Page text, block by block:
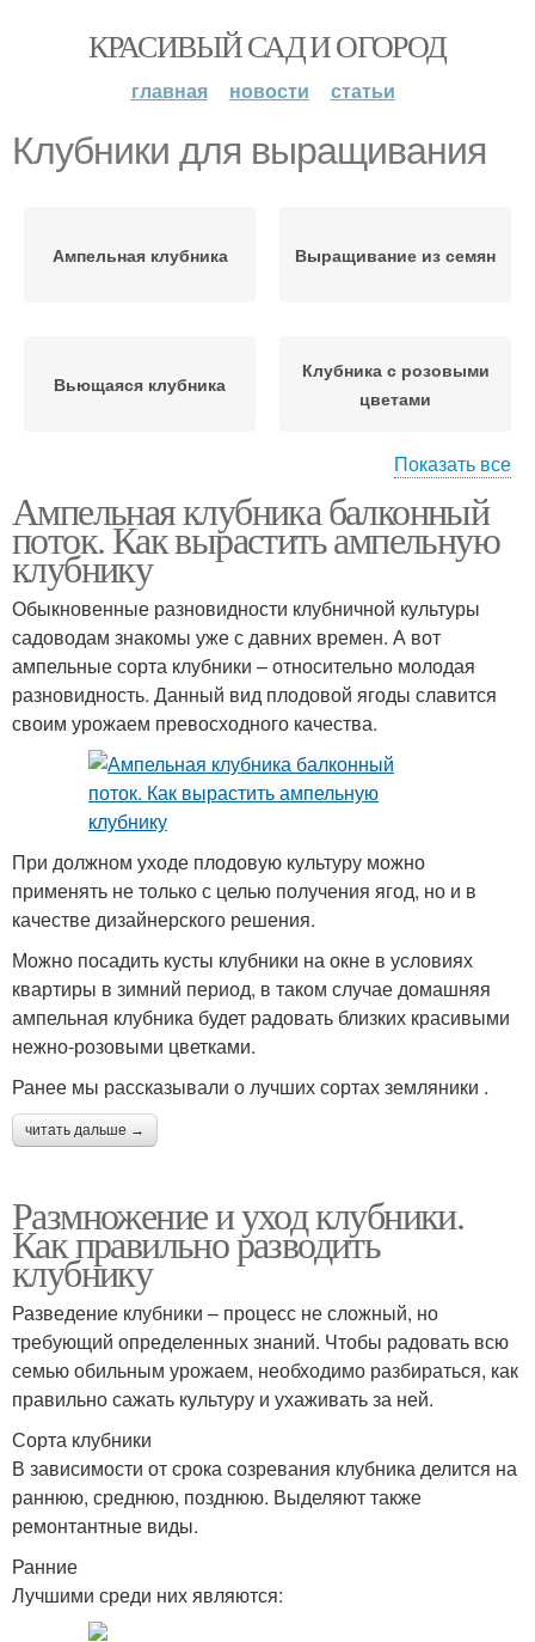
КРАСИВЫЙ САД И ОГОРОД
главная новости статьи
Клубники для выращивания
Ампельная клубника Выращивание из семян
Вьющаяся клубника
Клубника с розовыми
цветами
клубника
Выращивание в
контейнерах
Клубники с помощью Уход за клубникой
Клубники с фото Клубники на пленке
Клубники в домашних
условиях
Клубники в открытом
Инструкция по
выращиванию
Клубники в трубах
Показать все
Ампельная клубника балконный
поток. Как вырастить ампельную
клубнику
Обыкновенные разновидности клубничной культуры
садоводам знакомы уже с давних времен. А вот
ампельные сорта клубники – относительно молодая
разновидность. Данный вид плодовой ягоды славится
своим урожаем превосходного качества.
При должном уходе плодовую культуру можно
применять не только с целью получения ягод, но и в
качестве дизайнерского решения.
Можно посадить кусты клубники на окне в условиях
квартиры в зимний период, в таком случае домашняя
ампельная клубника будет радовать близких красивыми
нежно-розовыми цветками.
Ранее мы рассказывали о лучших сортах земляники .
читать дальше →
Размножение и уход клубники.
Как правильно разводить
клубнику
Разведение клубники – процесс не сложный, но
требующий определенных знаний. Чтобы радовать всю
семью обильным урожаем, необходимо разбираться, как
правильно сажать культуру и ухаживать за ней.
Сорта клубники
В зависимости от срока созревания клубника делится на
раннюю, среднюю, позднюю. Выделяют также
ремонтантные виды.
Ранние
Лучшими среди них являются: